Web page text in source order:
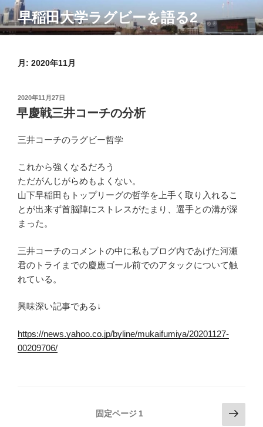
コ
ン
テ
早稲田大学ラグビーを語る2
月: 2020年11月
投
稿
日:
2020年11月27日
早慶戦三井コーチの分析
三井コーチのラグビー哲学
これから強くなるだろう
ただがんじがらめもよくない。
山下早稲田もトップリーグの哲学を上手く取り入れるこ
とが出来ず首脳陣にストレスがたまり、選手との溝が深
まった。
三井コーチのコメントの中に私もブログ内であげた河瀬
君のトライまでの慶應ゴール前でのアタックについて触
れている。
興味深い記事である↓
https://news.yahoo.co.jp/byline/mukaifumiya/20201127-
00209706/
固定ページ 1
次